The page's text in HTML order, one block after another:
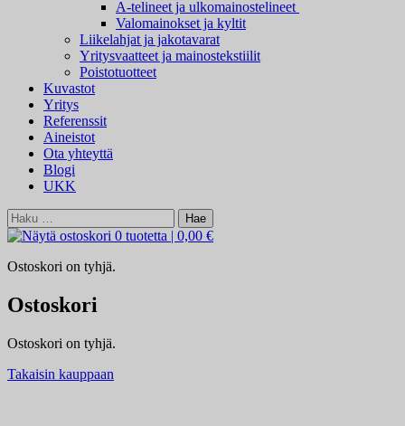
A-telineet ja ulkomainostelineet
Valomainokset ja kyltit
Liikelahjat ja jakotavarat
Yritysvaatteet ja mainostekstiilit
Poistotuotteet
Kuvastot
Yritys
Referenssit
Aineistot
Ota yhteyttä
Blogi
UKK
Haku:
0 tuotetta | 0,00 €
Ostoskori on tyhjä.
Ostoskori
Ostoskori on tyhjä.
Takaisin kauppaan